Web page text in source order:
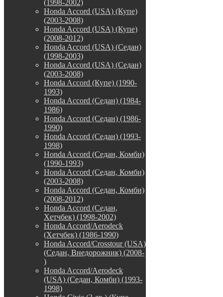
(1998-2002)
Honda Accord (USA) (Купе)
(2003-2008)
Honda Accord (USA) (Купе)
(2008-2012)
Honda Accord (USA) (Седан)
(1998-2003)
Honda Accord (USA) (Седан)
(2003-2008)
Honda Accord (Купе) (1990-
1993)
Honda Accord (Седан) (1984-
1986)
Honda Accord (Седан) (1986-
1990)
Honda Accord (Седан) (1993-
1998)
Honda Accord (Седан, Комби)
(1990-1993)
Honda Accord (Седан, Комби)
(2003-2008)
Honda Accord (Седан, Комби)
(2008-2012)
Honda Accord (Седан,
Хетчбек) (1998-2002)
Honda Accord/Aerodeck
(Хетчбек) (1986-1990)
Honda Accord/Crosstour (USA)
(Седан, Внедорожник) (2008-
)
Honda Accord/Аerodeck
(USA) (Седан, Комби) (1993-
1998)